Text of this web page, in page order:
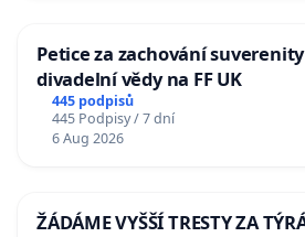
Petice za zachování
divadelní vědy na FF UK
445 podpisů
445 Podpisy / 7 dní
6 Aug 2026
ŽÁDÁME VYŠŠÍ TRESTY ZA